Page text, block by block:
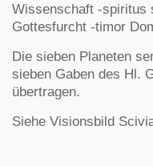
Wissenschaft -spiritus
Gottesfurcht -timor
Die sieben Planeten
sieben Gaben des Hl.
übertragen.
Siehe Visionsbild